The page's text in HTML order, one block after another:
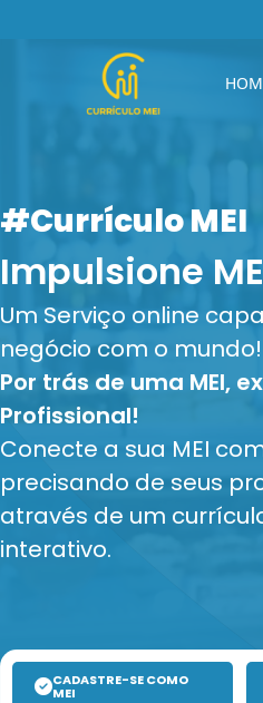
#Currículo MEI
Impulsione
Um Serviço online
negócio com o mundo!
Por trás de uma MEI,
Profissional!
Conecte a sua MEI
precisando de seus
através de um
interativo.
CADASTRE-SE COMO
MEI